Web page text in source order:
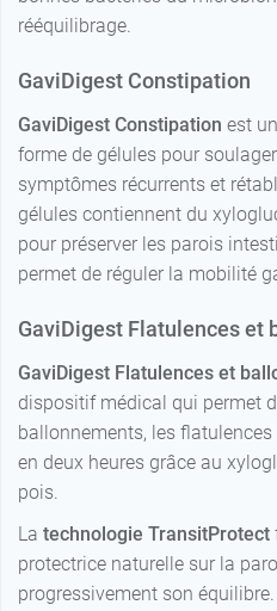
rééquilibrage.
GaviDigest Constipation
GaviDigest Constipation est
forme de gélules pour
symptômes récurrents et
gélules contiennent du
pour préserver les parois
permet de réguler la mobilité
GaviDigest Flatulences et
GaviDigest Flatulences et
dispositif médical qui permet
ballonnements, les
en deux heures grâce au
pois.
La technologie TransitProtect
protectrice naturelle sur la
progressivement son